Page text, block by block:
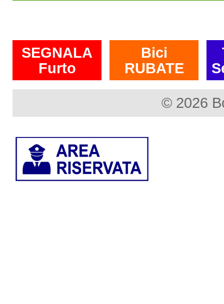
SEGNALA
Furto
Bici
RUBATE
© 2026